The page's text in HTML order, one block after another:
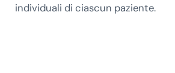
individuali di ciascun paziente.